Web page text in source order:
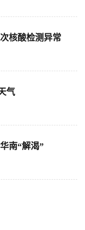
核酸检测异常
气
南“解渴”